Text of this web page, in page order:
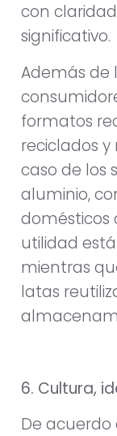
con
significativo.
Además de
formatos
reciclados y
caso de los
aluminio,
domésticos
utilidad
mientras
latas
6. Cultura,
De acuerdo